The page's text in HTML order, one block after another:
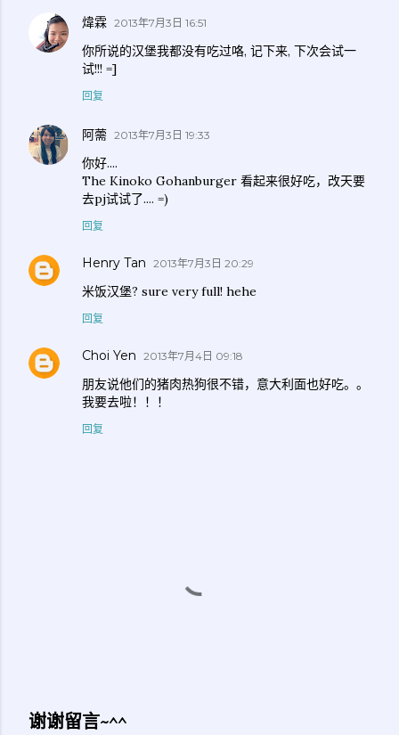
煒霖 2013年7月3日 16:51
你所说的汉堡我都没有吃过咯, 记下来, 下次会试一
试!!! =]
回复
阿薷 2013年7月3日 19:33
你好....
The Kinoko Gohanburger 看起来很好吃，改天要
去pj试试了.... =)
回复
Henry Tan 2013年7月3日 20:29
米饭汉堡? sure very full! hehe
回复
Choi Yen 2013年7月4日 09:18
朋友说他们的猪肉热狗很不错，意大利面也好吃。。
我要去啦！！！
回复
谢谢留言~^^